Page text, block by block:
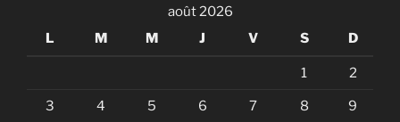
août 2026
L
M M J V S D
1 2
3 4 5 6 7 8 9